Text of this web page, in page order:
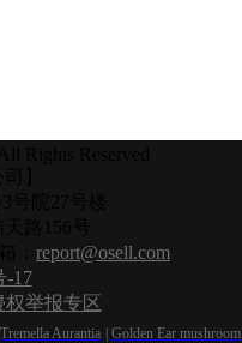
report@osell.com
-17
权举报专区
Tremella Aurantia Golden Ear mushroom